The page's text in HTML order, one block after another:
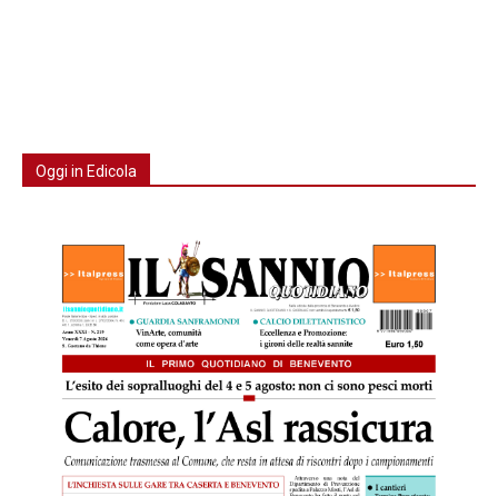
Oggi in Edicola